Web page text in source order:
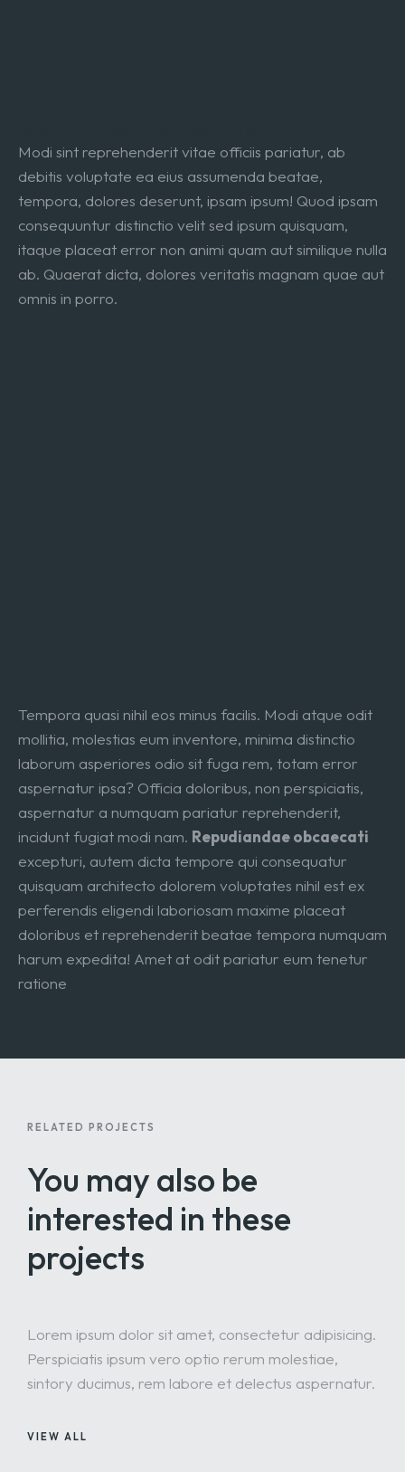
Modi sint reprehenderit vitae officiis pariatur, ab
debitis voluptate ea eius assumenda beatae,
tempora, dolores deserunt, ipsam ipsum! Quod ipsam
consequuntur distinctio velit sed ipsum quisquam,
itaque placeat error non animi quam aut similique nulla
ab. Quaerat dicta, dolores veritatis magnam quae aut
omnis in porro.
Tempora quasi nihil eos minus facilis. Modi atque odit
mollitia, molestias eum inventore, minima distinctio
laborum asperiores odio sit fuga rem, totam error
aspernatur ipsa? Officia doloribus, non perspiciatis,
aspernatur a numquam pariatur reprehenderit,
incidunt fugiat modi nam. Repudiandae obcaecati
excepturi, autem dicta tempore qui consequatur
quisquam architecto dolorem voluptates nihil est ex
perferendis eligendi laboriosam maxime placeat
doloribus et reprehenderit beatae tempora numquam
harum expedita! Amet at odit pariatur eum tenetur
ratione
RELATED PROJECTS
You may also be
interested in these
projects
Lorem ipsum dolor sit amet, consectetur adipisicing.
Perspiciatis ipsum vero optio rerum molestiae,
sintory ducimus, rem labore et delectus aspernatur.
VIEW ALL